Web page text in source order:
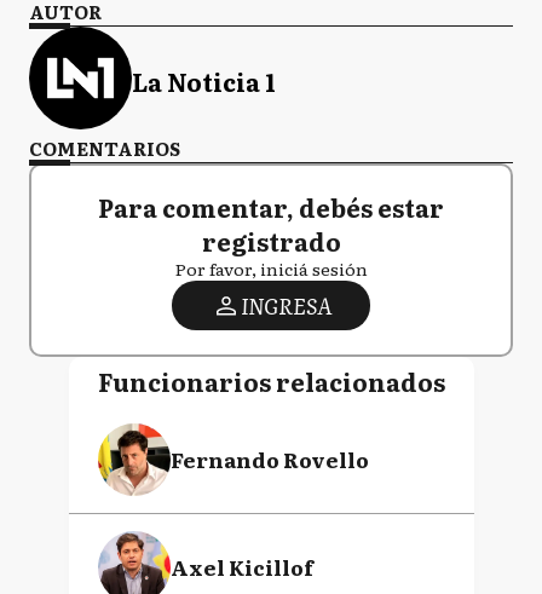
AUTOR
La Noticia 1
COMENTARIOS
Para comentar, debés estar
registrado
Por favor, iniciá sesión
INGRESA
Funcionarios relacionados
Fernando Rovello
Axel Kicillof